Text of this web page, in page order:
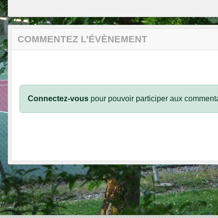
COMMENTEZ L’ÉVÈNEMENT
Connectez-vous pour pouvoir participer aux